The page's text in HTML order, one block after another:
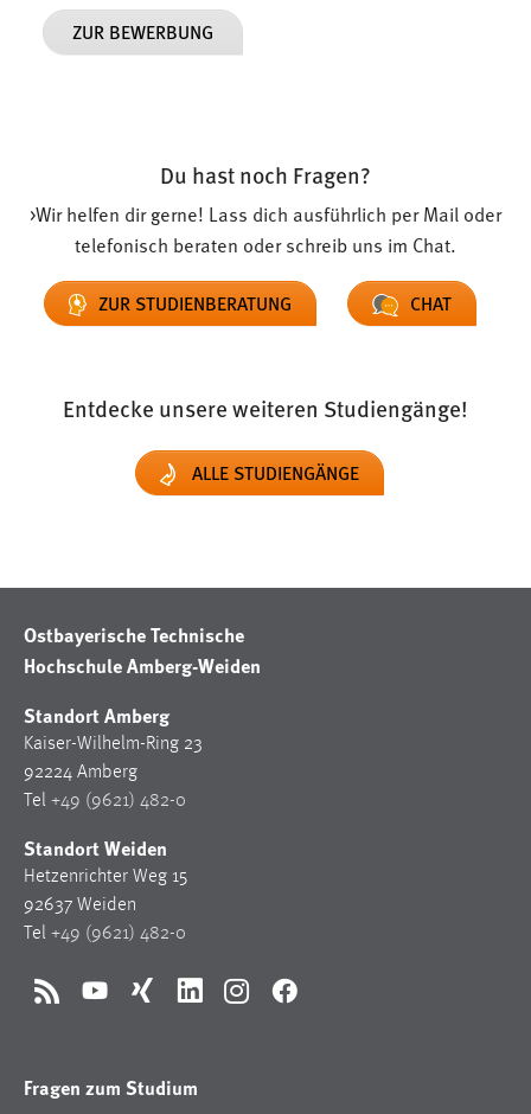
ZUR BEWERBUNG
Du hast noch Fragen?
>Wir helfen dir gerne! Lass dich ausführlich per Mail oder
telefonisch beraten oder schreib uns im Chat.
ZUR STUDIENBERATUNG CHAT
Entdecke unsere weiteren Studiengänge!
ALLE STUDIENGÄNGE
Ostbayerische Technische
Hochschule Amberg-Weiden
Standort Amberg
Kaiser-Wilhelm-Ring 23
92224 Amberg
Tel +49 (9621) 482-0
Standort Weiden
Hetzenrichter Weg 15
92637 Weiden
Tel +49 (9621) 482-0
RSS YouTubeXing LinkedInInstagramFacebook
Fragen zum Studium
chat-frame-style-5e9dbeb1811c0446
Zweck:
5e9dbeb1811c0446 = Sitzungslaufzeit, mibew_locale = 3
Jahre, MIBEW_UserID = 1 Jahr
Login
Name:
Dieser Cookie ist notwendig um sich an der Website
Cookie Laufzeit:
Statistik Cookies erfassen Informationen anonym.
Diese Informationen helfen uns zu verstehen, wie
Matomo
Name:
Zweck:
Zugriffsstatistik
Cookie Laufzeit: